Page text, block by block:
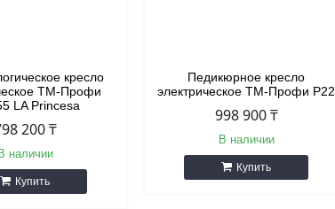
кресло
ТМ-Профи
LA Princesa
200 ₸
В наличии
Купить
Педикюрное кресло
электрическое ТМ-Профи Р22
998 900 ₸
В наличии
Купить